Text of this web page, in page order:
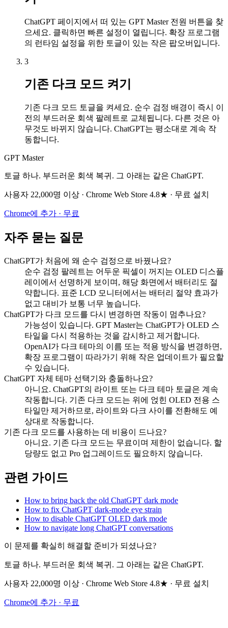
ChatGPT 페이지에서 떠 있는 GPT Master 전원 버튼을 찾
으세요. 클릭하면 빠른 설정이 열립니다. 확장 프로그램
의 런타임 설정을 위한 토글이 있는 작은 팝오버입니다.
3
기존 다크 모드 켜기
기존 다크 모드 토글을 켜세요. 순수 검정 배경이 즉시 이
전의 부드러운 회색 팔레트로 교체됩니다. 다른 것은 아
무것도 바뀌지 않습니다. ChatGPT는 평소대로 계속 작
동합니다.
GPT Master
토글 하나. 부드러운 회색 복귀. 그 아래는 같은 ChatGPT.
사용자 22,000명 이상 · Chrome Web Store 4.8★ · 무료 설치
Chrome에 추가 · 무료
자주 묻는 질문
ChatGPT가 처음에 왜 순수 검정으로 바꿨나요?
순수 검정 팔레트는 어두운 픽셀이 꺼지는 OLED 디스플
레이에서 선명하게 보이며, 해당 화면에서 배터리도 절
약합니다. 표준 LCD 모니터에서는 배터리 절약 효과가
없고 대비가 보통 너무 높습니다.
ChatGPT가 다크 모드를 다시 변경하면 작동이 멈추나요?
가능성이 있습니다. GPT Master는 ChatGPT가 OLED 스
타일을 다시 적용하는 것을 감시하고 제거합니다.
OpenAI가 다크 테마의 이름 또는 적용 방식을 변경하면,
확장 프로그램이 따라가기 위해 작은 업데이트가 필요할
수 있습니다.
ChatGPT 자체 테마 선택기와 충돌하나요?
아니요. ChatGPT의 라이트 또는 다크 테마 토글은 계속
작동합니다. 기존 다크 모드는 위에 얹힌 OLED 전용 스
타일만 제거하므로, 라이트와 다크 사이를 전환해도 예
상대로 작동합니다.
기존 다크 모드를 사용하는 데 비용이 드나요?
아니요. 기존 다크 모드는 무료이며 제한이 없습니다. 할
당량도 없고 Pro 업그레이드도 필요하지 않습니다.
관련 가이드
How to bring back the old ChatGPT dark mode
How to fix ChatGPT dark-mode eye strain
How to disable ChatGPT OLED dark mode
How to navigate long ChatGPT conversations
이 문제를 확실히 해결할 준비가 되셨나요?
토글 하나. 부드러운 회색 복귀. 그 아래는 같은 ChatGPT.
사용자 22,000명 이상 · Chrome Web Store 4.8★ · 무료 설치
Chrome에 추가 · 무료